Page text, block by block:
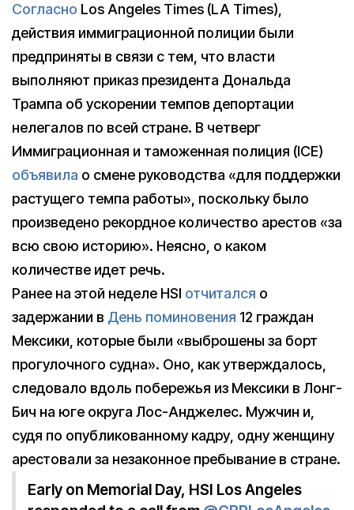
Согласно Los Angeles Times (LA Times),
действия иммиграционной полиции были
предприняты в связи с тем, что власти
выполняют приказ президента Дональда
Трампа об ускорении темпов депортации
нелегалов по всей стране. В четверг
Иммиграционная и таможенная полиция (ICE)
объявила о смене руководства «для поддержки
растущего темпа работы», поскольку было
произведено рекордное количество арестов «за
всю свою историю». Неясно, о каком
количестве идет речь.
Ранее на этой неделе HSI отчитался о
задержании в День поминовения 12 граждан
Мексики, которые были «выброшены за борт
прогулочного судна». Оно, как утверждалось,
следовало вдоль побережья из Мексики в Лонг-
Бич на юге округа Лос-Анджелес. Мужчин и,
судя по опубликованному кадру, одну женщину
арестовали за незаконное пребывание в стране.
Early on Memorial Day, HSI Los Angeles